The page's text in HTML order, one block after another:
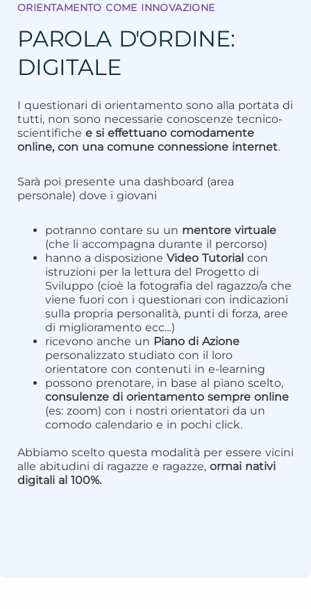
ORIENTAMENTO COME INNOVAZIONE
PAROLA D'ORDINE:
DIGITALE
I questionari di orientamento sono alla portata di
tutti, non sono necessarie conoscenze tecnico-
scientifiche e si effettuano comodamente
online, con una comune connessione internet.
Sarà poi presente una dashboard (area
personale) dove i giovani
potranno contare su un mentore virtuale
(che li accompagna durante il percorso)
hanno a disposizione Video Tutorial con
istruzioni per la lettura del Progetto di
Sviluppo (cioè la fotografia del ragazzo/a che
viene fuori con i questionari con indicazioni
sulla propria personalità, punti di forza, aree
di miglioramento ecc…)
ricevono anche un Piano di Azione
personalizzato studiato con il loro
orientatore con contenuti in e-learning
possono prenotare, in base al piano scelto,
consulenze di orientamento sempre online
(es: zoom) con i nostri orientatori da un
comodo calendario e in pochi click.
Abbiamo scelto questa modalità per essere vicini
alle abitudini di ragazze e ragazze, ormai nativi
digitali al 100%.